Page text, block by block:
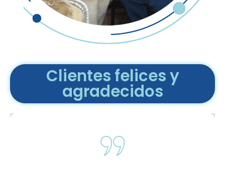
Clientes felices y
agradecidos